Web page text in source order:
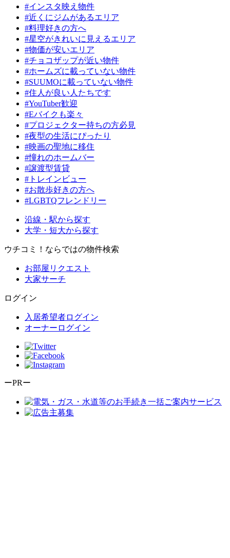
#インスタ映え物件
#近くにジムがあるエリア
#料理好きの方へ
#星空がきれいに見えるエリア
#物価が安いエリア
#チョコザップが近い物件
#ホームズに載っていない物件
#SUUMOに載っていない物件
#住人が良い人たちです
#YouTuber歓迎
#Eバイクも楽々
#プロジェクター持ちの方必見
#夜型の生活にぴったり
#映画の聖地に移住
#憧れのホームバー
#譲渡型賃貸
#トレインビュー
#お散歩好きの方へ
#LGBTQフレンドリー
沿線・駅から探す
大学・短大から探す
ウチコミ！ならではの物件検索
お部屋リクエスト
大家サーチ
ログイン
入居希望者ログイン
オーナーログイン
ーPRー